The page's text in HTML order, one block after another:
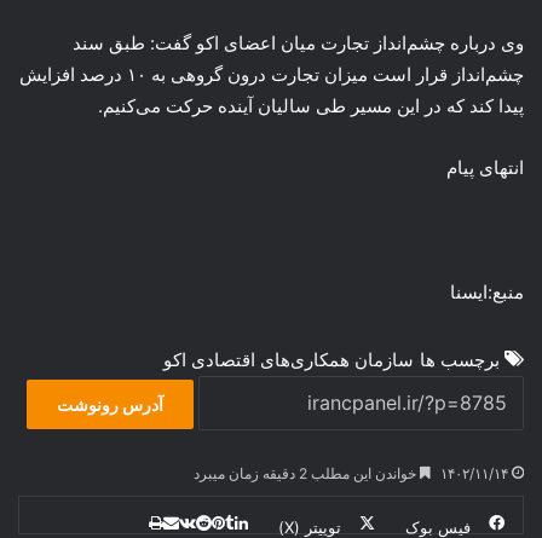
وی درباره چشم‌انداز تجارت میان اعضای اکو گفت: طبق سند
چشم‌انداز قرار است میزان تجارت درون گروهی به ۱۰ درصد افزایش
پیدا کند که در این مسیر طی سالیان آینده حرکت می‌کنیم.
انتهای پیام
منبع:ایسنا
برچسب ها سازمان همکاری‌های اقتصادی اکو
آدرس رونوشت
۱۴۰۲/۱۱/۱۴ خواندن این مطلب 2 دقیقه زمان میبرد
فیس بوک توییتر (X)